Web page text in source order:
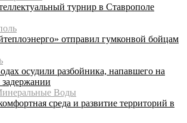
турнир в Ставрополе
отправил гумконвой бойцам
осудили разбойника, напавшего на
Воды
среда и развитие территорий в